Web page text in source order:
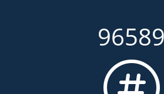
96589